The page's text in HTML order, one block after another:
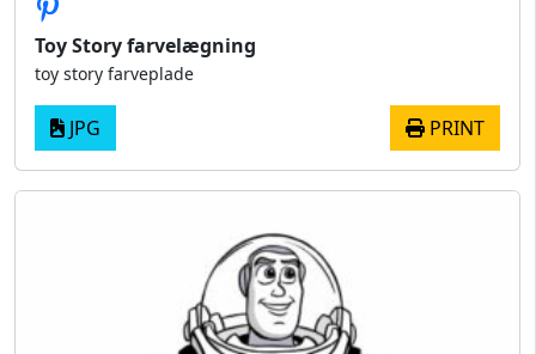
Toy Story farvelægning
toy story farveplade
JPG PRINT